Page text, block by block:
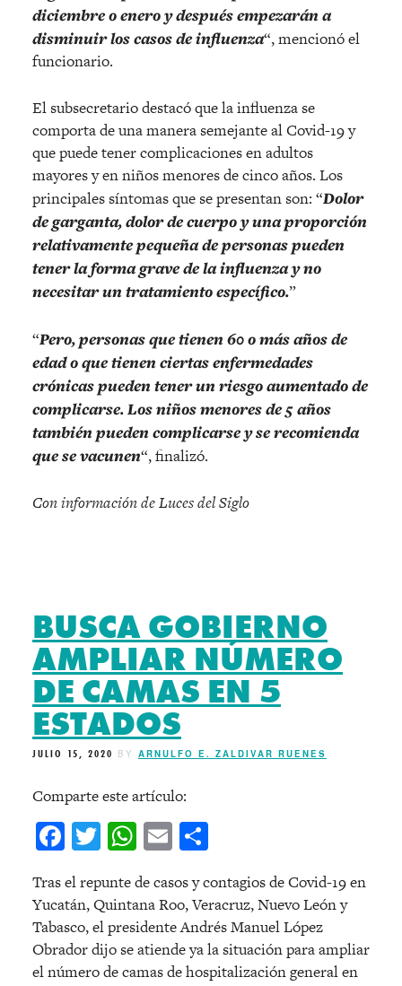
diciembre o enero y después empezarán a
disminuir los casos de influenza“, mencionó el
funcionario.
El subsecretario destacó que la influenza se
comporta de una manera semejante al Covid-19 y
que puede tener complicaciones en adultos
mayores y en niños menores de cinco años. Los
principales síntomas que se presentan son: “Dolor
de garganta, dolor de cuerpo y una proporción
relativamente pequeña de personas pueden
tener la forma grave de la influenza y no
necesitar un tratamiento específico.”
“Pero, personas que tienen 60 o más años de
edad o que tienen ciertas enfermedades
crónicas pueden tener un riesgo aumentado de
complicarse. Los niños menores de 5 años
también pueden complicarse y se recomienda
que se vacunen“, finalizó.
Con información de Luces del Siglo
BUSCA GOBIERNO
AMPLIAR NÚMERO
DE CAMAS EN 5
ESTADOS
JULIO 15, 2020 BY ARNULFO E. ZALDIVAR RUENES
Comparte este artículo:
Facebook
Twitter
WhatsApp
Email
Tras el repunte de casos y contagios de Covid-19 en
Yucatán, Quintana Roo, Veracruz, Nuevo León y
Tabasco, el presidente Andrés Manuel López
Obrador dijo se atiende ya la situación para ampliar
el número de camas de hospitalización general en